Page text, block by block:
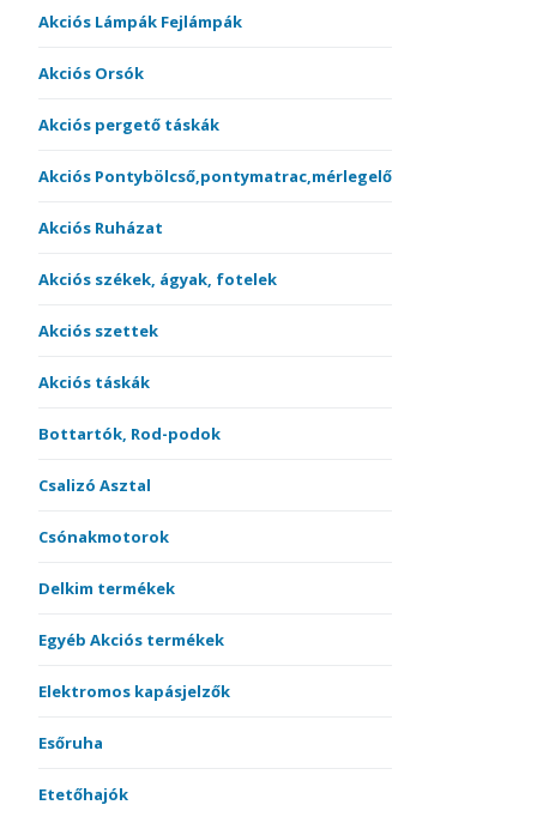
Akciós Lámpák Fejlámpák
Akciós Orsók
Akciós pergető táskák
Akciós Pontybölcső,pontymatrac,mérlegelő
Akciós Ruházat
Akciós székek, ágyak, fotelek
Akciós szettek
Akciós táskák
Bottartók, Rod-podok
Csalizó Asztal
Csónakmotorok
Delkim termékek
Egyéb Akciós termékek
Elektromos kapásjelzők
Esőruha
Etetőhajók